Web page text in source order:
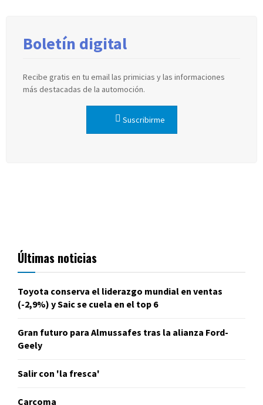
Boletín digital
Recibe gratis en tu email las primicias y las informaciones
más destacadas de la automoción.
Suscribirme
Últimas noticias
Toyota conserva el liderazgo mundial en ventas
(-2,9%) y Saic se cuela en el top 6
Gran futuro para Almussafes tras la alianza Ford-
Geely
Salir con 'la fresca'
Carcoma